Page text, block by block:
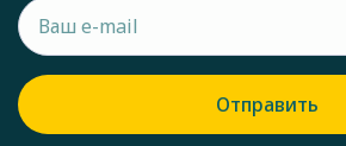
Отправить